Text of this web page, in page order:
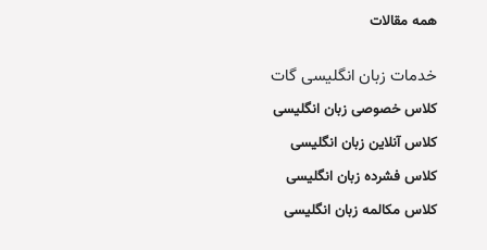
همه مقالات
خدمات زبان انگلیسی گات
کلاس خصوصی زبان انگلیسی
کلاس آنلاین زبان انگلیسی
کلاس فشرده زبان انگلیسی
کلاس مکالمه زبان انگلیسی